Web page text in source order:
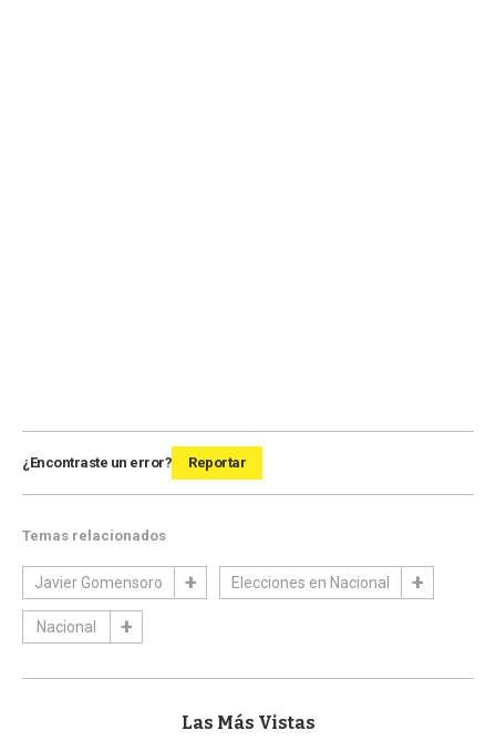
¿Encontraste un error? Reportar
Temas relacionados
Javier Gomensoro Elecciones en Nacional
Nacional
Las Más Vistas